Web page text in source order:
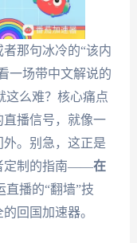
那句冰冷的“该内
一场带中文解说的
这么难？核心痛点
播信号，就像一
。别急，这正是
定制的指南——在
播的“翻墙”技
回国加速器。